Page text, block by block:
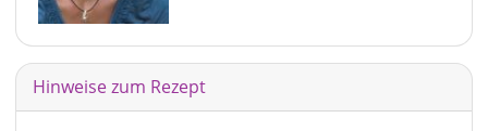
Hinweise zum Rezept